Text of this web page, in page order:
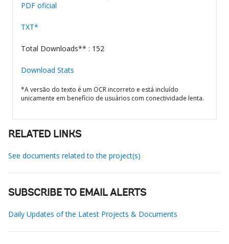
PDF oficial
TXT*
Total Downloads** : 152
Download Stats
*A versão do texto é um OCR incorreto e está incluído
unicamente em benefício de usuários com conectividade lenta.
RELATED LINKS
See documents related to the project(s)
SUBSCRIBE TO EMAIL ALERTS
Daily Updates of the Latest Projects & Documents